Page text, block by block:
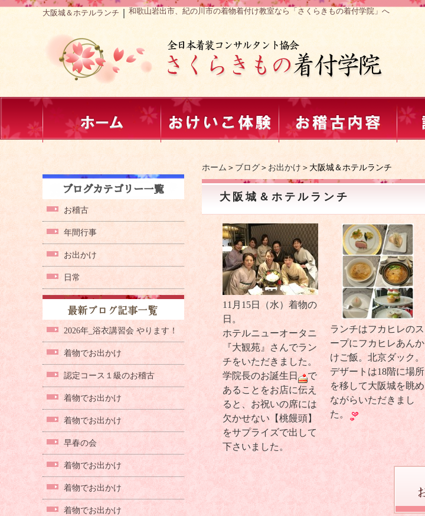
大阪城＆ホテルランチ 和歌山岩出市、紀の川市の着物着付け教室なら「さくらきもの着付学院」へ
ホーム ＞ ブログ ＞ お出かけ ＞大阪城＆ホテルランチ
大阪城＆ホテルランチ
11月15日（水）着物の
日。
ホテルニューオータニ
『大観苑』さんでラン
チをいただきました。
学院長のお誕生日
で
あることをお店に伝え
ると、お祝いの席には
欠かせない【桃饅頭】
をサプライズで出して
下さいました。
ランチはフカヒレのス
ープにフカヒレあんか
けご飯。北京ダック。
デザートは18階に場所
を移して大阪城を眺め
ながらいただきまし
た。
お稽古
年間行事
お出かけ
日常
2026年_浴衣講習会 やります！
着物でお出かけ
認定コース１級のお稽古
着物でお出かけ
着物でお出かけ
早春の会
着物でお出かけ
着物でお出かけ
着物でお出かけ